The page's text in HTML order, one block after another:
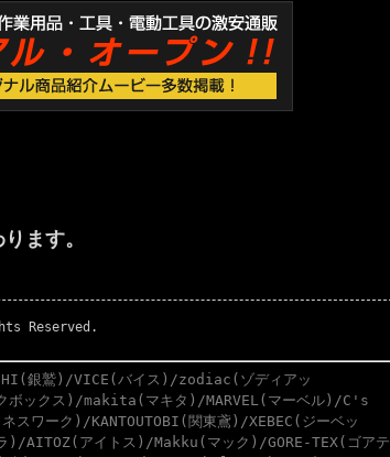
ます。
Reserved.
銀鷲)/VICE(バイス)/zodiac(ゾディアッ
ボックス)/makita(マキタ)/MARVEL(マーベル)/C's
ワーク)/KANTOUTOBI(関東鳶)/XEBEC(ジーベッ
ラ)/AITOZ(アイトス)/Makku(マック)/GORE-TEX(ゴアテ